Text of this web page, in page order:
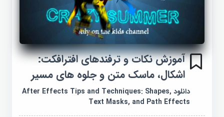
آموزش نکات و ترفندهای افترافکت:
اشکال، ماسک متن و جلوه های مسیر
دانلود After Effects Tips and Techniques: Shapes,
Text Masks, and Path Effects